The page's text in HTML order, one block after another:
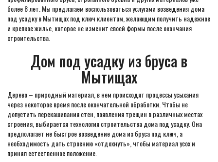
более 8 лет. Мы предлагаем воспользоваться услугами возведения дома
под усадку в Мытищах под ключ клиентам, желающим получить надежное
и крепкое жилье, которое не изменит своей формы после окончания
строительства.
Дом под усадку из бруса в
Мытищах
Дерево – природный материал, в нем происходят процессы усыхания
через некоторое время после окончательной обработки. Чтобы не
допустить перекашивания стен, появления трещин в различных местах
строения, выбирается технология строительства дома под усадку. Она
предполагает не быстрое возведение дома из бруса под ключ, а
необходимость дать строению «отдохнуть», чтобы материал усох и
принял естественное положение.